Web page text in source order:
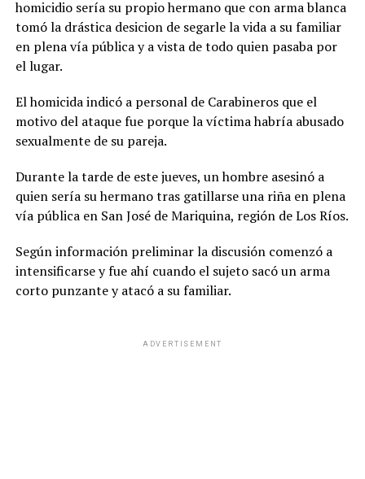
homicidio sería su propio hermano que con arma blanca
tomó la drástica desicion de segarle la vida a su familiar
en plena vía pública y a vista de todo quien pasaba por
el lugar.
El homicida indicó a personal de Carabineros que el
motivo del ataque fue porque la víctima habría abusado
sexualmente de su pareja.
Durante la tarde de este jueves, un hombre asesinó a
quien sería su hermano tras gatillarse una riña en plena
vía pública en San José de Mariquina, región de Los Ríos.
Según información preliminar la discusión comenzó a
intensificarse y fue ahí cuando el sujeto sacó un arma
corto punzante y atacó a su familiar.
ADVERTISEMENT